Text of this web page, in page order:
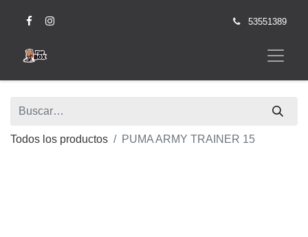
53551389
Todos los productos PUMA ARMY TRAINER 15